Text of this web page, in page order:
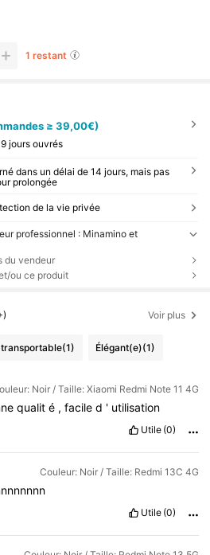
1 restant
≥ 39,00€)
jours ouvrés
dans un délai de 14 jours, mais pas
prolongée
de la vie privée
professionnel : Minamino et
du vendeur
ou ce produit
Voir plus
(1) Élégant(e)(1)
Noir / Taille: Xiaomi Redmi Note 11 4G
qualit é , facile d ' utilisation
Utile (0)
Couleur: Noir / Taille: Redmi 13C 4G
Utile (0)